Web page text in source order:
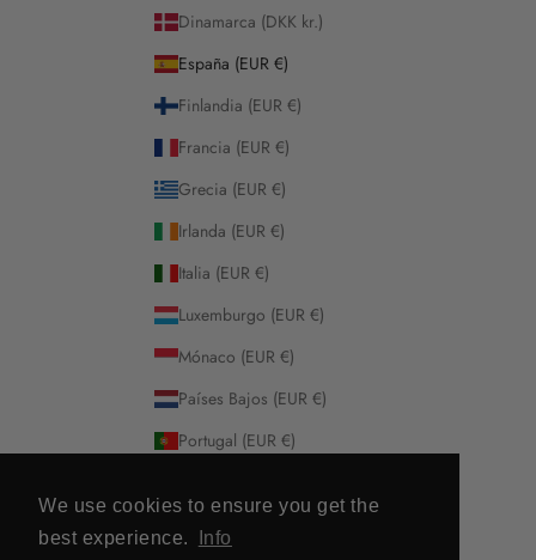
We use cookies to ensure you get the
best experience.
Info
Dinamarca (DKK kr.)
España (EUR €)
Finlandia (EUR €)
Francia (EUR €)
Grecia (EUR €)
Irlanda (EUR €)
Italia (EUR €)
Luxemburgo (EUR €)
Mónaco (EUR €)
Países Bajos (EUR €)
Portugal (EUR €)
© 2026 - VG